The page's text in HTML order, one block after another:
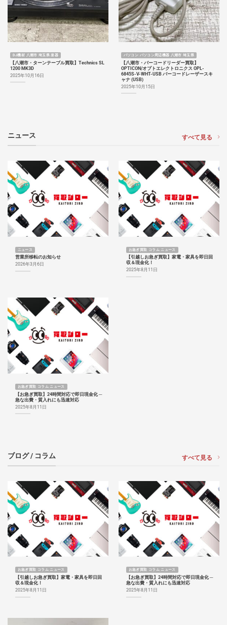
DJ機材 八潮市 埼玉県 楽器
【八潮市・ターンテーブル買取】Technics SL
1200 MK3D
2025年10月16日
パソコン パソコン周辺機器 八潮市 埼玉県
【八潮市・バーコードリーダー買取】
OPTICON/オプトエレクトロニクス OPL-
6845S-V-WHT-USB バーコードレーザースキ
ャナ (USB)
2025年10月15日
ニュース すべて見る
ニュース
営業所移転のお知らせ
2026年3月6日
お急ぎ買取 コラム ニュース
【引越しお急ぎ買取】家電・家具を即日回
収＆現金化！
2025年8月11日
お急ぎ買取 コラム ニュース
【お急ぎ買取】24時間対応で即日現金化 ─
急な出費・質入れにも迅速対応
2025年8月11日
ブログ / コラム すべて見る
お急ぎ買取 コラム ニュース
【引越しお急ぎ買取】家電・家具を即日回
収＆現金化！
2025年8月11日
お急ぎ買取 コラム ニュース
【お急ぎ買取】24時間対応で即日現金化 ─
急な出費・質入れにも迅速対応
2025年8月11日